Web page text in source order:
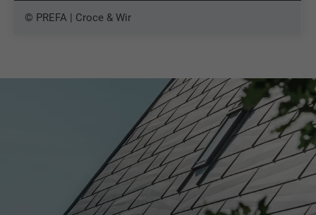
© PREFA | Croce & Wir